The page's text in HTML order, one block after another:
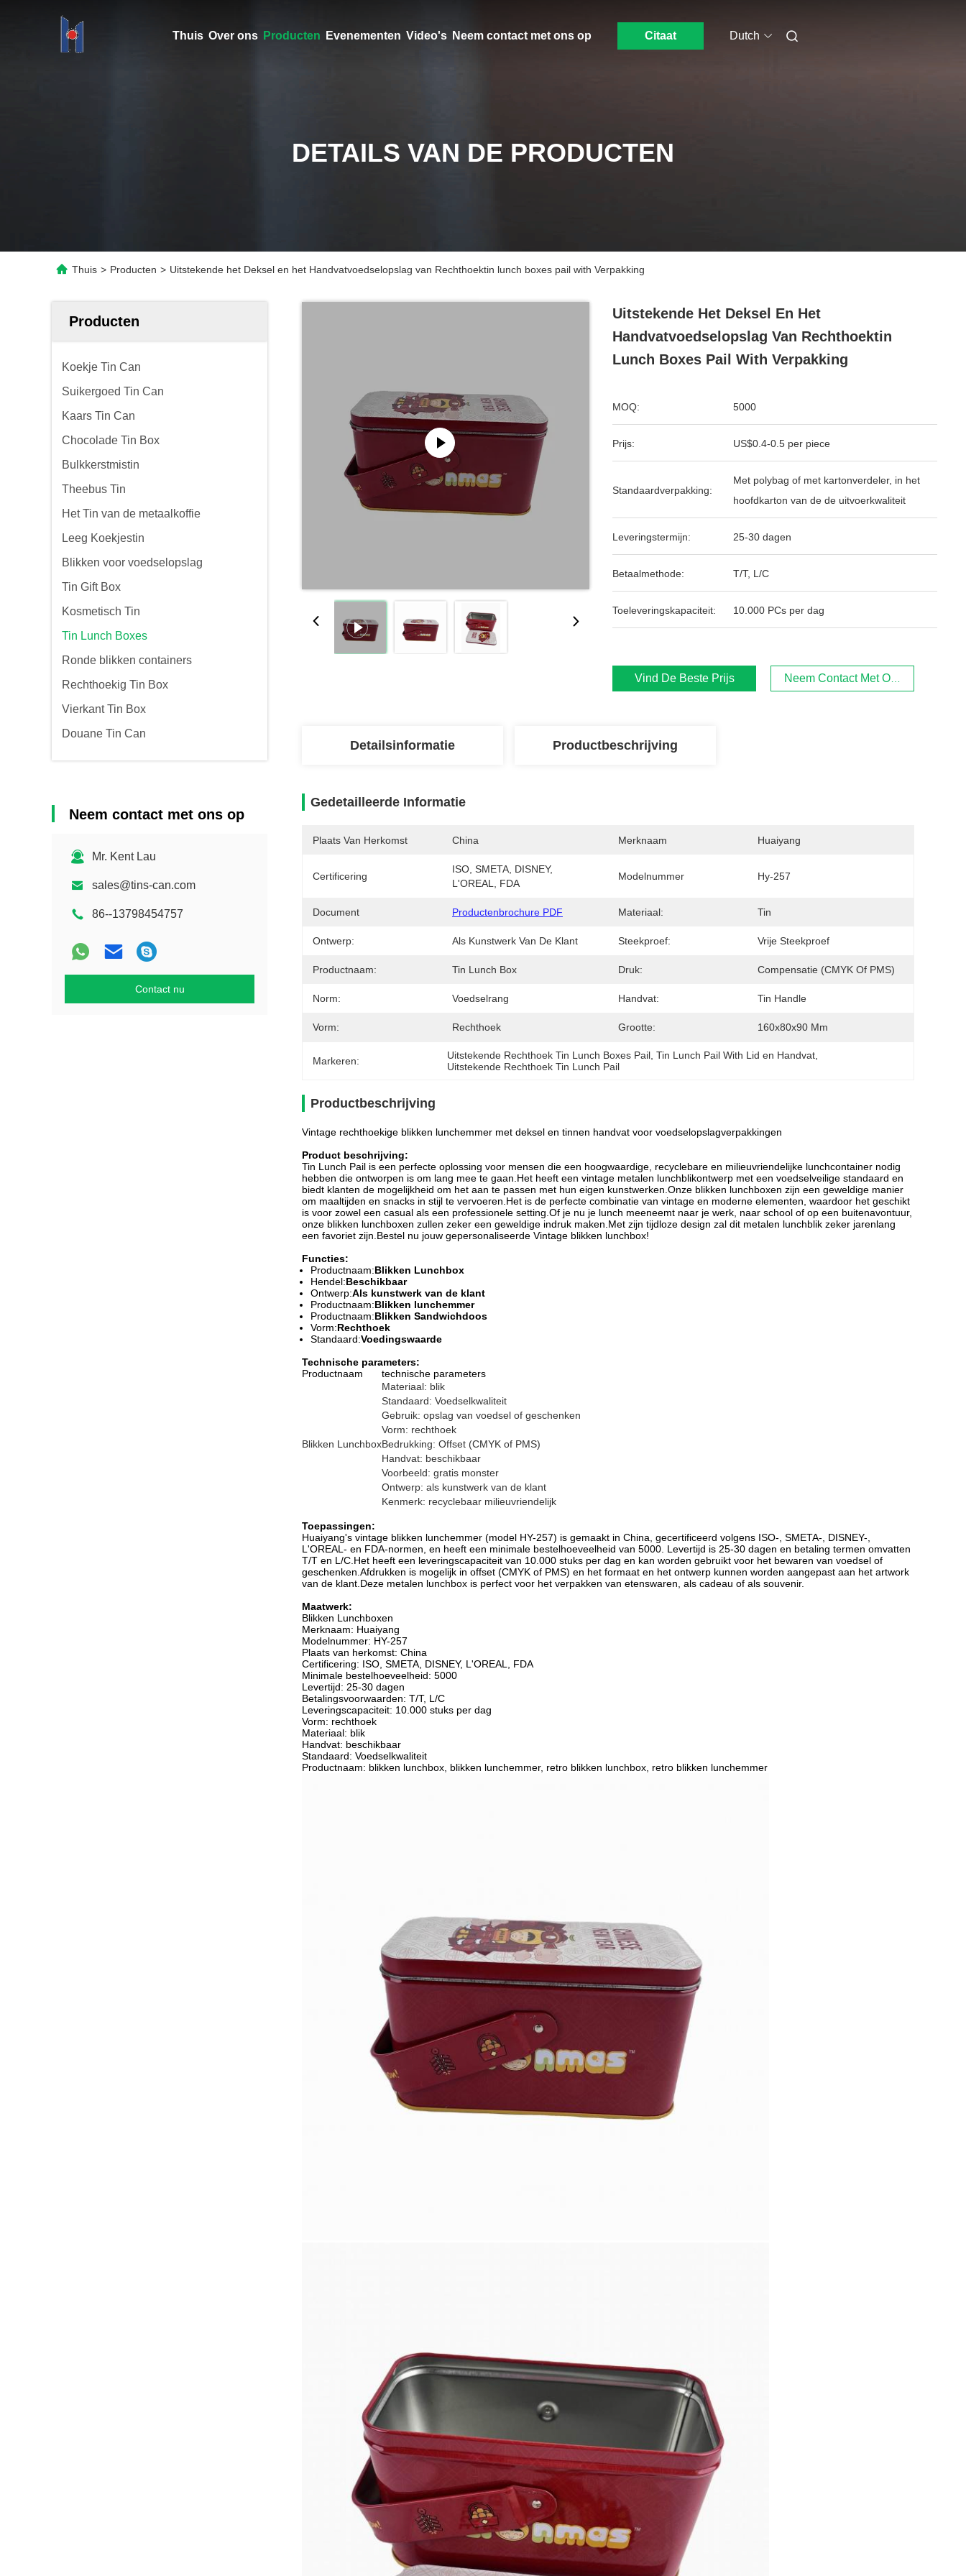
Thuis Over ons Producten Evenementen Video's Neem contact met ons op Citaat Dutch
DETAILS VAN DE PRODUCTEN
Thuis > Producten > Uitstekende het Deksel en het Handvatvoedselopslag van Rechthoektin lunch boxes pail with Verpakking
Producten
Koekje Tin Can
Suikergoed Tin Can
Kaars Tin Can
Chocolade Tin Box
Bulkkerstmistin
Theebus Tin
Het Tin van de metaalkoffie
Leeg Koekjestin
Blikken voor voedselopslag
Tin Gift Box
Kosmetisch Tin
Tin Lunch Boxes
Ronde blikken containers
Rechthoekig Tin Box
Vierkant Tin Box
Douane Tin Can
Neem contact met ons op
Mr. Kent Lau
sales@tins-can.com
86--13798454757
Contact nu
Uitstekende Het Deksel En Het
Handvatvoedselopslag Van Rechthoektin
Lunch Boxes Pail With Verpakking
MOQ: 5000
Prijs: US$0.4-0.5 per piece
Standaardverpakking:
Met polybag of met kartonverdeler, in het
hoofdkarton van de de uitvoerkwaliteit
Leveringstermijn: 25-30 dagen
Betaalmethode: T/T, L/C
Toeleveringskapaciteit: 10.000 PCs per dag
Vind De Beste Prijs Neem Contact Met Ons Op
Detailsinformatie Productbeschrijving
Gedetailleerde Informatie
Plaats Van Herkomst China Merknaam Huaiyang
Certificering
ISO, SMETA, DISNEY,
L'OREAL, FDA
Modelnummer Hy-257
Document Productenbrochure PDF Materiaal: Tin
Ontwerp: Als Kunstwerk Van De Klant Steekproef: Vrije Steekproef
Productnaam: Tin Lunch Box Druk: Compensatie (CMYK Of PMS)
Norm: Voedselrang Handvat: Tin Handle
Vorm: Rechthoek Grootte: 160x80x90 Mm
Markeren: Uitstekende Rechthoek Tin Lunch Boxes Pail , Tin Lunch Pail With Lid en Handvat
Uitstekende Rechthoek Tin Lunch Pail
Productbeschrijving
Vintage rechthoekige blikken lunchemmer met deksel en tinnen handvat voor voedselopslagverpakkingen
Product beschrijving:
Tin Lunch Pail is een perfecte oplossing voor mensen die een hoogwaardige, recyclebare en milieuvriendelijke lunchcontainer nodig
hebben die ontworpen is om lang mee te gaan.Het heeft een vintage metalen lunchblikontwerp met een voedselveilige standaard en
biedt klanten de mogelijkheid om het aan te passen met hun eigen kunstwerken.Onze blikken lunchboxen zijn een geweldige manier
om maaltijden en snacks in stijl te vervoeren.Het is de perfecte combinatie van vintage en moderne elementen, waardoor het geschikt
is voor zowel een casual als een professionele setting.Of je nu je lunch meeneemt naar je werk, naar school of op een buitenavontuur,
onze blikken lunchboxen zullen zeker een geweldige indruk maken.Met zijn tijdloze design zal dit metalen lunchblik zeker jarenlang
een favoriet zijn.Bestel nu jouw gepersonaliseerde Vintage blikken lunchbox!
Functies:
Productnaam:Blikken Lunchbox
Hendel:Beschikbaar
Ontwerp:Als kunstwerk van de klant
Productnaam:Blikken lunchemmer
Productnaam:Blikken Sandwichdoos
Vorm:Rechthoek
Standaard:Voedingswaarde
Technische parameters:
Productnaam
technische parameters
Blikken Lunchbox
Materiaal: blik
Standaard: Voedselkwaliteit
Gebruik: opslag van voedsel of geschenken
Vorm: rechthoek
Bedrukking: Offset (CMYK of PMS)
Handvat: beschikbaar
Voorbeeld: gratis monster
Ontwerp: als kunstwerk van de klant
Kenmerk: recyclebaar milieuvriendelijk
Toepassingen:
Huaiyang's vintage blikken lunchemmer (model HY-257) is gemaakt in China, gecertificeerd volgens ISO-, SMETA-, DISNEY-,
L'OREAL- en FDA-normen, en heeft een minimale bestelhoeveelheid van 5000. Levertijd is 25-30 dagen en betaling termen omvatten
T/T en L/C.Het heeft een leveringscapaciteit van 10.000 stuks per dag en kan worden gebruikt voor het bewaren van voedsel of
geschenken.Afdrukken is mogelijk in offset (CMYK of PMS) en het formaat en het ontwerp kunnen worden aangepast aan het artwork
van de klant.Deze metalen lunchbox is perfect voor het verpakken van etenswaren, als cadeau of als souvenir.
Maatwerk:
Blikken Lunchboxen
Merknaam: Huaiyang
Modelnummer: HY-257
Plaats van herkomst: China
Certificering: ISO, SMETA, DISNEY, L'OREAL, FDA
Minimale bestelhoeveelheid: 5000
Levertijd: 25-30 dagen
Betalingsvoorwaarden: T/T, L/C
Leveringscapaciteit: 10.000 stuks per dag
Vorm: rechthoek
Materiaal: blik
Handvat: beschikbaar
Standaard: Voedselkwaliteit
Productnaam: blikken lunchbox, blikken lunchemmer, retro blikken lunchbox, retro blikken lunchemmer